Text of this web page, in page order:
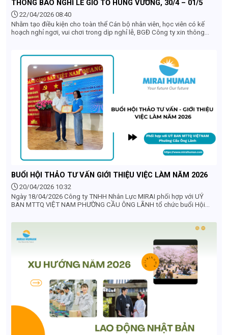
THÔNG BÁO NGHỈ LỄ GIỖ TỔ HÙNG VƯƠNG, 30/4 – 01/5
22/04/2026 08:40
Nhằm tạo điều kiện cho toàn thể Cán bộ nhân viên, học viên có kế
hoạch nghỉ ngơi, vui chơi trong dịp nghỉ lễ, BGĐ Công ty xin thông
BUỔI HỘI THẢO TƯ VẤN GIỚI THIỆU VIỆC LÀM NĂM 2026
20/04/2026 10:32
Ngày 18/04/2026 Công ty TNHH Nhân Lực MIRAI phối hợp với UỶ
BAN MTTQ VIỆT NAM PHƯỜNG CẦU ÔNG LÃNH tổ chức buổi Hội
năm 2026